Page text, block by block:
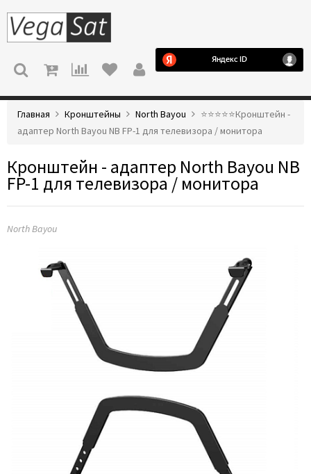
МЕНЮ
Главная Кронштейны North Bayou
⭐️⭐️⭐️⭐️⭐️Кронштейн -
адаптер North Bayou NB FP-1 для телевизора / монитора
Кронштейн - адаптер North Bayou NB
FP-1 для телевизора / монитора
North Bayou